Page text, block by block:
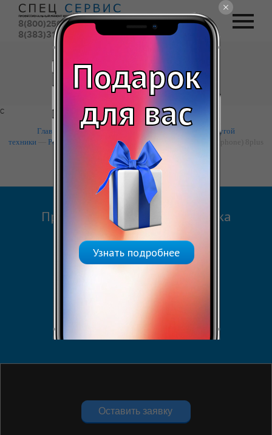
с
Подарок
для вас
Узнать подробнее
8(800)250-54-44(бесплатный)
8(383)310-00-88
(городской)
Обратный звонок
Главная Apple —
Ремонт iphone (айфон), ipad и другой
техники
Ремонт Ремонт Айфон (iPhone) — Ремонт айфон (iphone) 8plus
Предварительная диагностика
Укажите устройство
Оставить заявку